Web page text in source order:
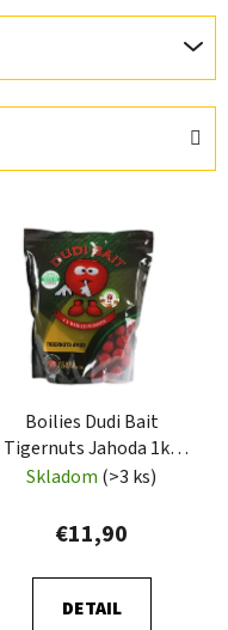
Boilies Dudi Bait
Tigernuts Jahoda 1kg
Rozpustné Limited
Skladom (>3 ks)
€11,90
DETAIL